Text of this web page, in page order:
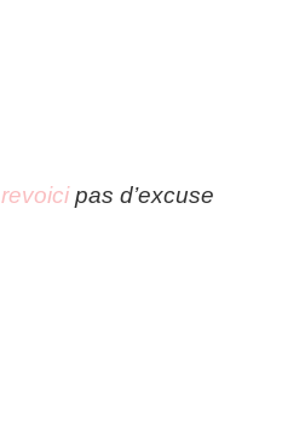
revoicipas d’excuse